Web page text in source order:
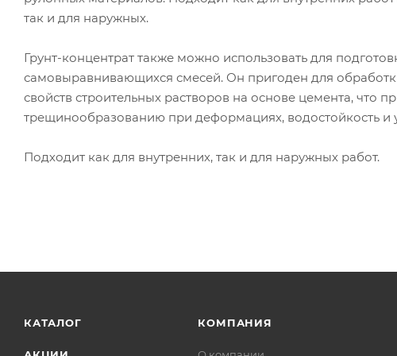
так и для наружных.
Грунт-концентрат также можно использовать для
самовыравнивающихся смесей. Он пригоден для
свойств строительных растворов на основе цемента, что
трещинообразованию при деформациях, водостойкость и
Подходит как для внутренних, так и для наружных работ.
КАТАЛОГ КОМПАНИЯ